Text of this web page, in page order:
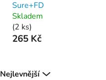
Sure+FD
Skladem
(2 ks)
265 Kč
Nejlevnější